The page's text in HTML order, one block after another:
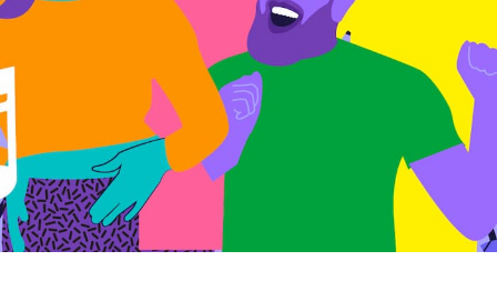
Infos visiteurs
AB ❤ you
Location de salles